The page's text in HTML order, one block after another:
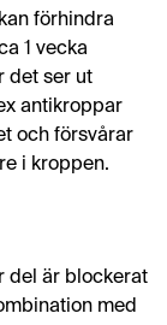
förhindra
1 vecka
det ser ut
antikroppar
och försvårar
i kroppen.
del är blockerat
med